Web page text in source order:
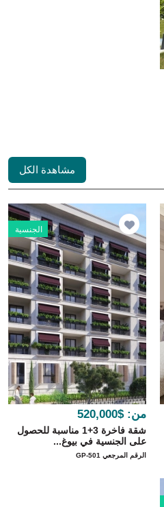
مشاهدة الكل
الجنسية
من: $520,000
شقة فاخرة 3+1 مناسبة للحصول
على الجنسية في بيوغ...
الرقم المرجعي GP-501